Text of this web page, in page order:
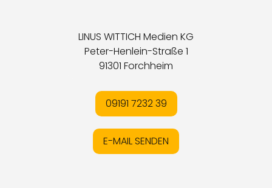
LINUS WITTICH Medien KG
Peter-Henlein-Straße 1
91301 Forchheim
09191 7232 39
E-MAIL SENDEN